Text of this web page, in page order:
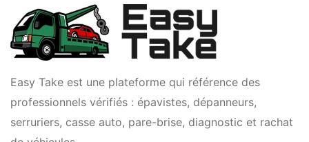
Easy Take est une plateforme qui référence des
professionnels vérifiés : épavistes, dépanneurs,
serruriers, casse auto, pare-brise, diagnostic et rachat